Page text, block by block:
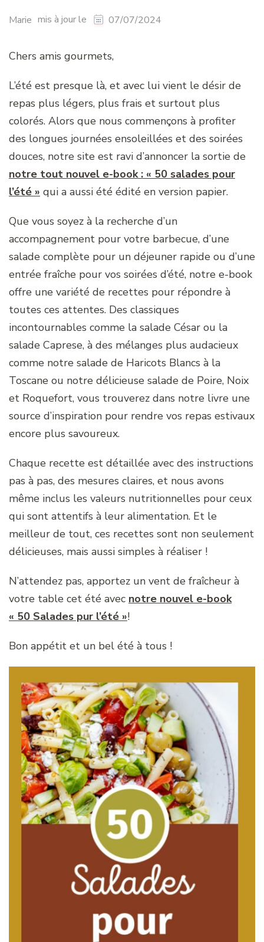
Marie mis à jour le 07/07/2024
Chers amis gourmets,
L’été est presque là, et avec lui vient le désir de
repas plus légers, plus frais et surtout plus
colorés. Alors que nous commençons à profiter
des longues journées ensoleillées et des soirées
douces, notre site est ravi d’annoncer la sortie de
notre tout nouvel e-book : « 50 salades pour
l’été » qui a aussi été édité en version papier.
Que vous soyez à la recherche d’un
accompagnement pour votre barbecue, d’une
salade complète pour un déjeuner rapide ou d’une
entrée fraîche pour vos soirées d’été, notre e-book
offre une variété de recettes pour répondre à
toutes ces attentes. Des classiques
incontournables comme la salade César ou la
salade Caprese, à des mélanges plus audacieux
comme notre salade de Haricots Blancs à la
Toscane ou notre délicieuse salade de Poire, Noix
et Roquefort, vous trouverez dans notre livre une
source d’inspiration pour rendre vos repas estivaux
encore plus savoureux.
Chaque recette est détaillée avec des instructions
pas à pas, des mesures claires, et nous avons
même inclus les valeurs nutritionnelles pour ceux
qui sont attentifs à leur alimentation. Et le
meilleur de tout, ces recettes sont non seulement
délicieuses, mais aussi simples à réaliser !
N’attendez pas, apportez un vent de fraîcheur à
votre table cet été avec notre nouvel e-book
« 50 Salades pur l’été »!
Bon appétit et un bel été à tous !